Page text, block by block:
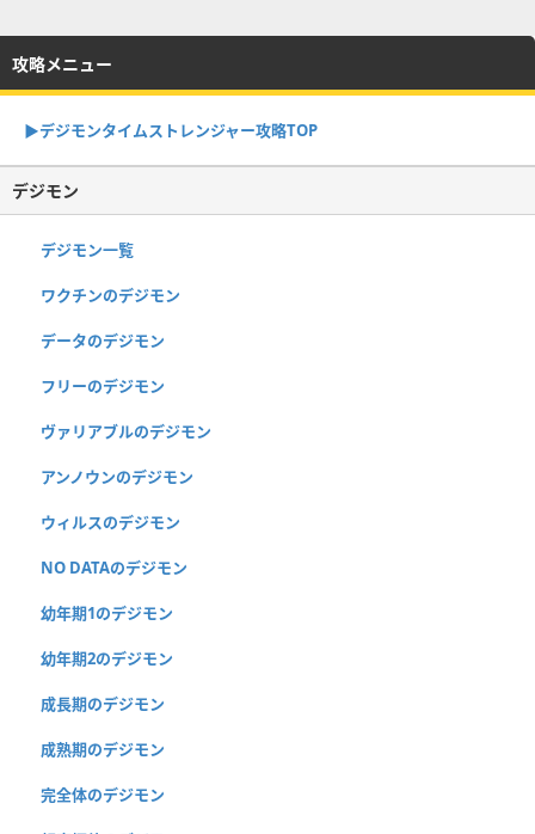
攻略メニュー
▶︎デジモンタイムストレンジャー攻略TOP
デジモン
デジモン一覧
ワクチンのデジモン
データのデジモン
フリーのデジモン
ヴァリアブルのデジモン
アンノウンのデジモン
ウィルスのデジモン
NO DATAのデジモン
幼年期1のデジモン
幼年期2のデジモン
成長期のデジモン
成熟期のデジモン
完全体のデジモン